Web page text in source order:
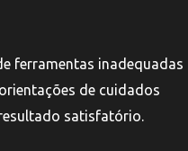
ferramentas inadequadas
de cuidados
satisfatório.